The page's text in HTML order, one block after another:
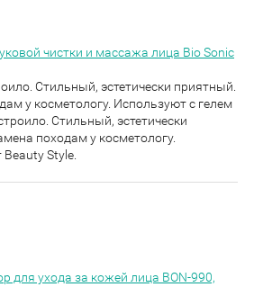
чистки и массажа лица Bio Sonic
Стильный, эстетически приятный.
у косметологу. Используют с гелем
Стильный, эстетически
походам у косметологу.
Style.
для ухода за кожей лица BON-990,